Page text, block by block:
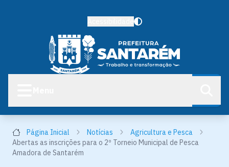
Página Inicial Notícias
Agricultura e Pesca
Abertas as inscrições para o 2º Torneio Municipal de Pesca
Amadora de Santarém